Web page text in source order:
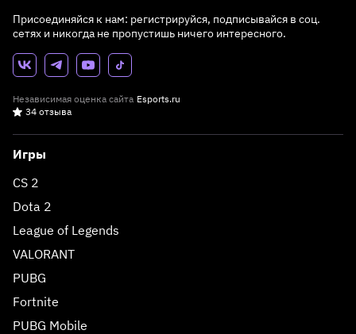
Присоединяйся к нам: регистрируйся, подписывайся в соц.
сетях и никогда не пропустишь ничего интересного.
Независимая оценка сайта Esports.ru
34 отзыва
Игры
CS 2
Dota 2
League of Legends
VALORANT
PUBG
Fortnite
PUBG Mobile